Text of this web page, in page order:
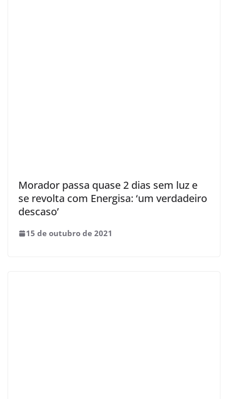
Morador passa quase 2 dias sem luz e
se revolta com Energisa: ‘um verdadeiro
descaso’
15 de outubro de 2021